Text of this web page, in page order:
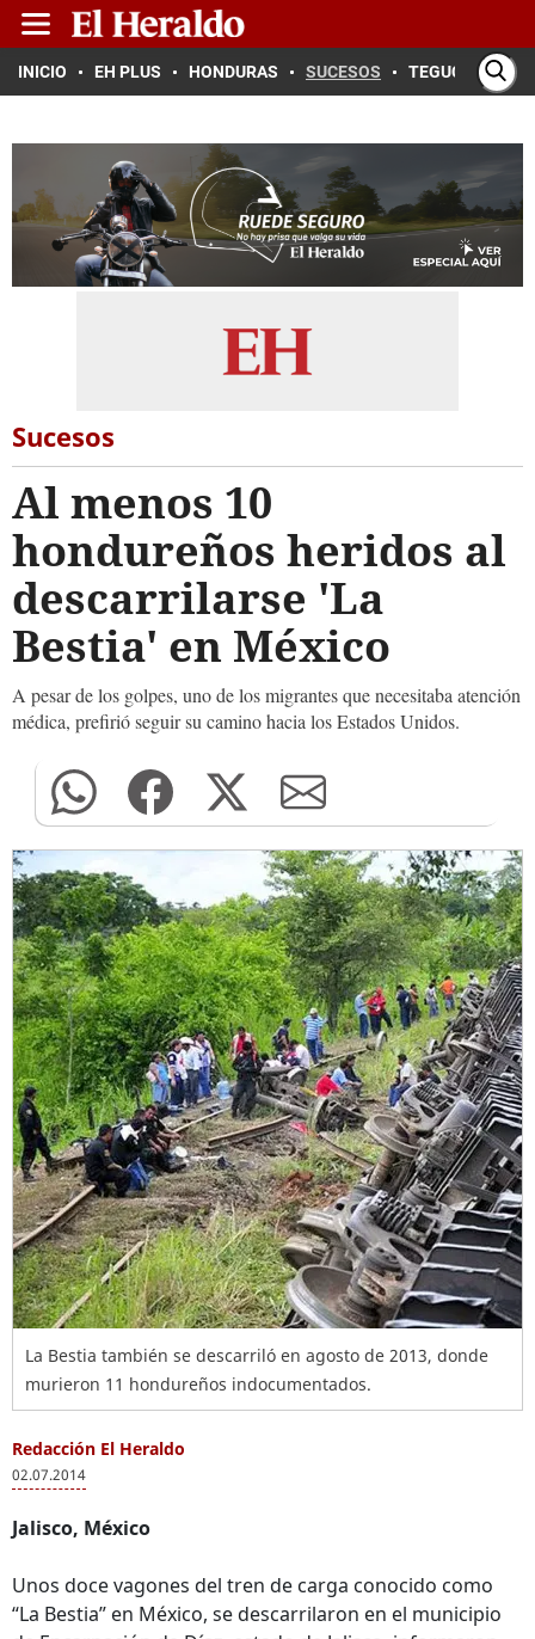
INICIO EH PLUS HONDURAS SUCESOS TEGUCIGALPA
Sucesos
Al menos 10
hondureños heridos al
descarrilarse 'La
Bestia' en México
A pesar de los golpes, uno de los migrantes que necesitaba atención
médica, prefirió seguir su camino hacia los Estados Unidos.
La Bestia también se descarriló en agosto de 2013, donde
murieron 11 hondureños indocumentados.
Redacción El Heraldo
02.07.2014
Jalisco, México
Unos doce vagones del tren de carga conocido como
“La Bestia” en México, se descarrilaron en el municipio